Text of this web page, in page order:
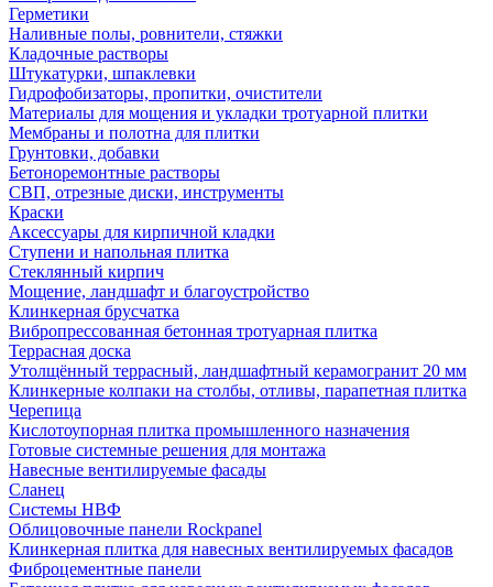
Герметики
Наливные полы, ровнители, стяжки
Кладочные растворы
Штукатурки, шпаклевки
Гидрофобизаторы, пропитки, очистители
Материалы для мощения и укладки тротуарной плитки
Мембраны и полотна для плитки
Грунтовки, добавки
Бетоноремонтные растворы
СВП, отрезные диски, инструменты
Краски
Аксессуары для кирпичной кладки
Ступени и напольная плитка
Cтеклянный кирпич
Мощение, ландшафт и благоустройство
Клинкерная брусчатка
Вибропрессованная бетонная тротуарная плитка
Террасная доска
Утолщённый террасный, ландшафтный керамогранит 20 мм
Клинкерные колпаки на столбы, отливы, парапетная плитка
Черепица
Кислотоупорная плитка промышленного назначения
Готовые системные решения для монтажа
Навесные вентилируемые фасады
Сланец
Системы НВФ
Облицовочные панели Rockpanel
Клинкерная плитка для навесных вентилируемых фасадов
Фиброцементные панели